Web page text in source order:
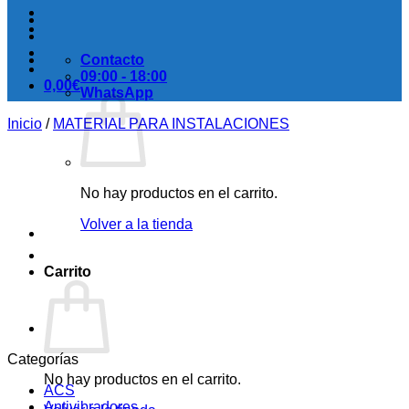
0,00€
No hay productos en el carrito.
Volver a la tienda
Carrito
No hay productos en el carrito.
Contacto
09:00 - 18:00
WhatsApp
Inicio / MATERIAL PARA INSTALACIONES
Categorías
ACS